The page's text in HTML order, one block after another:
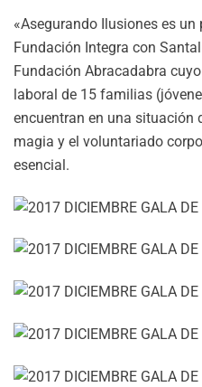
«Asegurando Ilusiones es
Fundación Integra con
Fundación Abracadabra
laboral de 15 familias
encuentran en una situación
magia y el voluntariado
esencial.